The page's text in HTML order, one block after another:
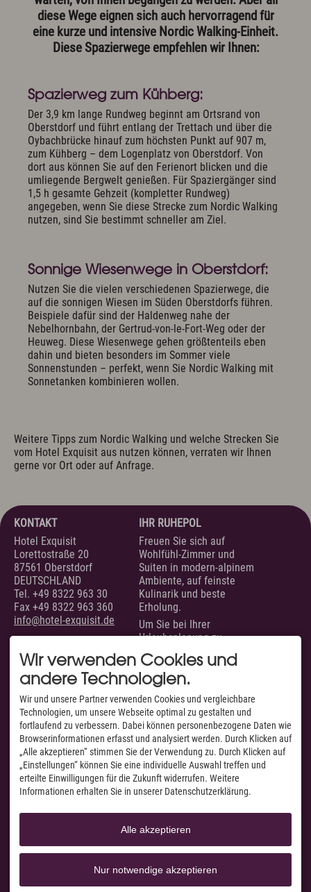
diese Wege eignen sich auch hervorragend für
eine kurze und intensive Nordic Walking-Einheit.
Diese Spazierwege empfehlen wir Ihnen:
Spazierweg zum Kühberg:
Der 3,9 km lange Rundweg beginnt am Ortsrand von
Oberstdorf und führt entlang der Trettach und über die
Oybachbrücke hinauf zum höchsten Punkt auf 907 m,
zum Kühberg – dem Logenplatz von Oberstdorf. Von
dort aus können Sie auf den Ferienort blicken und die
umliegende Bergwelt genießen. Für Spaziergänger sind
1,5 h gesamte Gehzeit (kompletter Rundweg)
angegeben, wenn Sie diese Strecke zum Nordic Walking
nutzen, sind Sie bestimmt schneller am Ziel.
Sonnige Wiesenwege in Oberstdorf:
Nutzen Sie die vielen verschiedenen Spazierwege, die
auf die sonnigen Wiesen im Süden Oberstdorfs führen.
Beispiele dafür sind der Haldenweg nahe der
Nebelhornbahn, der Gertrud-von-le-Fort-Weg oder der
Heuweg. Diese Wiesenwege gehen größtenteils eben
dahin und bieten besonders im Sommer viele
Sonnenstunden – perfekt, wenn Sie Nordic Walking mit
Sonnetanken kombinieren wollen.
Weitere Tipps zum Nordic Walking und welche Strecken Sie
vom Hotel Exquisit aus nutzen können, verraten wir Ihnen
gerne vor Ort oder auf Anfrage.
KONTAKT
Hotel Exquisit
Lorettostraße 20
87561 Oberstdorf
DEUTSCHLAND
Tel. +49 8322 963 30
Fax +49 8322 963 360
info@hotel-exquisit.de
IHR RUHEPOL
Freuen Sie sich auf
Wohlfühl-Zimmer und
Suiten in modern-alpinem
Ambiente, auf feinste
Kulinarik und beste
Erholung.
Um Sie bei Ihrer
Urlaubsplanung zu
unterstützen, sind wir
täglich von 07.00 bis 22.00
Uhr für Sie erreichbar.
SERVICE
Unsere Zimmer &
Suiten
Suchen & Buchen
Anfragen
Anfahrt & Routenplaner
Webcams & Livecams
Jobs
A-Z
AUSGEZEICHNET VON
Facebook
Instagram
YouTube
Wir verwenden Cookies und
andere Technologien.
Wir und unsere Partner verwenden Cookies und vergleichbare
Technologien, um unsere Webseite optimal zu gestalten und
fortlaufend zu verbessern. Dabei können personenbezogene Daten wie
Browserinformationen erfasst und analysiert werden. Durch Klicken auf
„Alle akzeptieren“ stimmen Sie der Verwendung zu. Durch Klicken auf
„Einstellungen“ können Sie eine individuelle Auswahl treffen und
erteilte Einwilligungen für die Zukunft widerrufen. Weitere
Informationen erhalten Sie in unserer Datenschutzerklärung.
Alle akzeptieren
Nur notwendige akzeptieren